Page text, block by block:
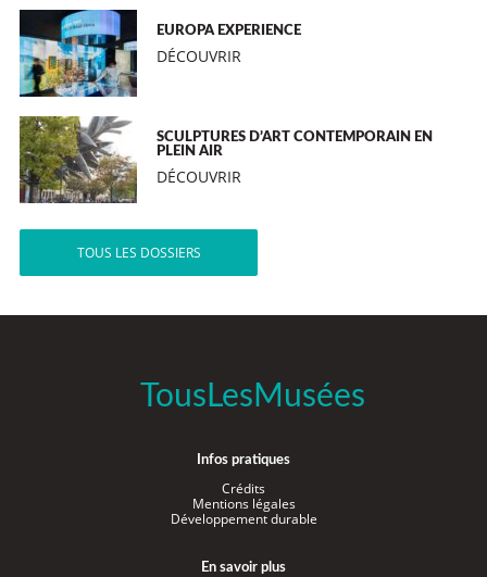
EUROPA EXPERIENCE
DÉCOUVRIR
SCULPTURES D’ART CONTEMPORAIN EN
PLEIN AIR
DÉCOUVRIR
TOUS LES DOSSIERS
TousLesMusées
Infos pratiques
Crédits
Mentions légales
Développement durable
En savoir plus